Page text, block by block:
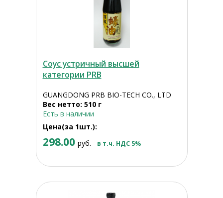
Соус устричный высшей
категории PRB
GUANGDONG PRB BIO-TECH CO., LTD
Вес нетто: 510 г
Есть в наличии
Цена(за 1шт.):
298.00 руб. в т.ч. НДС 5%